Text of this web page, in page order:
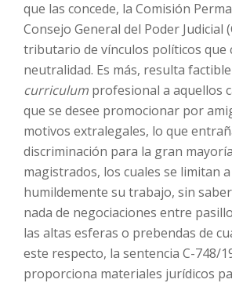
que las concede, la Comisión
Consejo General del Poder Judicial
tributario de vínculos políticos que
neutralidad. Es más, resulta
curriculum profesional a aquellos
que se desee promocionar por
motivos extralegales, lo que
discriminación para la gran
magistrados, los cuales se limitan
humildemente su trabajo, sin
nada de negociaciones entre
las altas esferas o prebendas de
este respecto, la sentencia C-748/
proporciona materiales jurídicos